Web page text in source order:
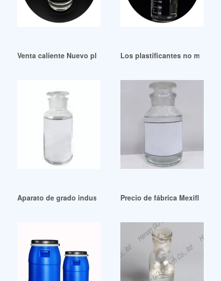
Venta caliente Nuevo plastificante de alto rendimiento
Los plastificantes no
Aparato de grado industrial para extraer plastificante
Precio de fábrica Mexiflex